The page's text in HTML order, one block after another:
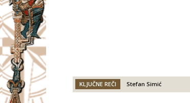
KLJUČNE REČI Stefan Simić